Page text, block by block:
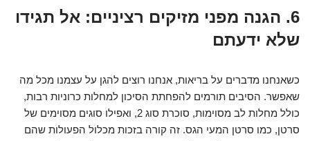
6. הגנה מפני מזיקים רציניים: אל תגידו
שלא ידעתם
כשאנחנו מדברים על בריאות, אנחנו רוצים להגן על עצמנו מכל מה
שאפשר. הסיבים תורמים להפחתת הסיכון למחלות כרוניות רבות,
כולל מחלות לב מסוימות, סוכרת סוג 2, ואפילו סוגים מסוימים של
סרטן, כמו סרטן המעי הגס. זה קורה בזכות מכלול הפעולות שהם